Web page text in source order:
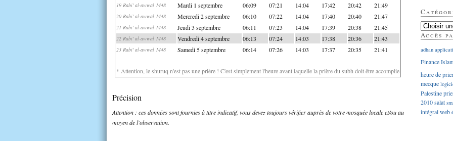
19 Rabi' al-awwal 1448 Mardi 1 septembre 06:09 07:21 14:04 17:42 20:42 21:49
20 Rabi' al-awwal 1448 Mercredi 2 septembre 06:10 07:22 14:04 17:40 20:40 21:47
21 Rabi' al-awwal 1448 Jeudi 3 septembre 06:11 07:23 14:04 17:39 20:38 21:45
22 Rabi' al-awwal 1448 Vendredi 4 septembre 06:13 07:24 14:03 17:38 20:36 21:43
23 Rabi' al-awwal 1448 Samedi 5 septembre 06:14 07:26 14:03 17:37 20:35 21:41
* Attention, le shuruq n'est pas une prière ! C'est simplement l'heure avant laquelle la prière du subh doit être accomplie
Précision
Attention : ces données sont fournies à titre indicatif, vous devez toujours vérifier auprès de votre mosquée locale et/ou au
moyen de l'observation.
Accès
adhan
Finance
heure de
mecque
Palestine
2010salat
intégralweb